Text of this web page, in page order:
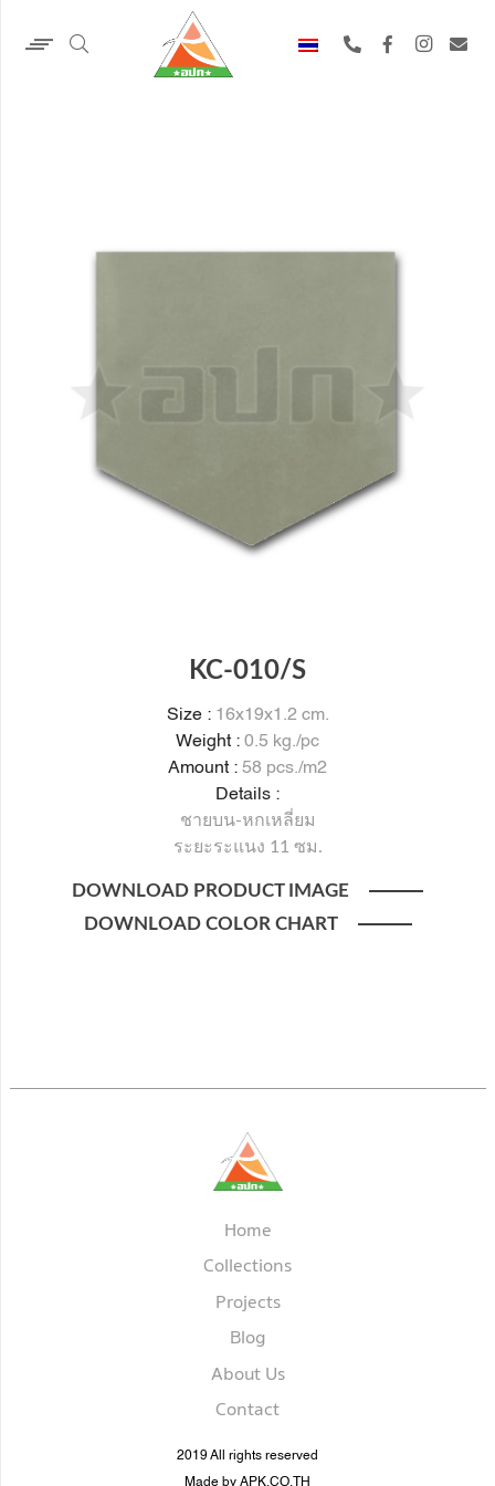
KC-010/S
Size :16x19x1.2 cm.
Weight : 0.5 kg./pc
Amount : 58 pcs./m2
Details :
ชายบน-หกเหลี่ยม
ระยะระแนง 11 ซม.
DOWNLOAD PRODUCT IMAGE
DOWNLOAD COLOR CHART
Home
Collections
Projects
Blog
About Us
Contact
2019 All rights reserved
Made by APK.CO.TH